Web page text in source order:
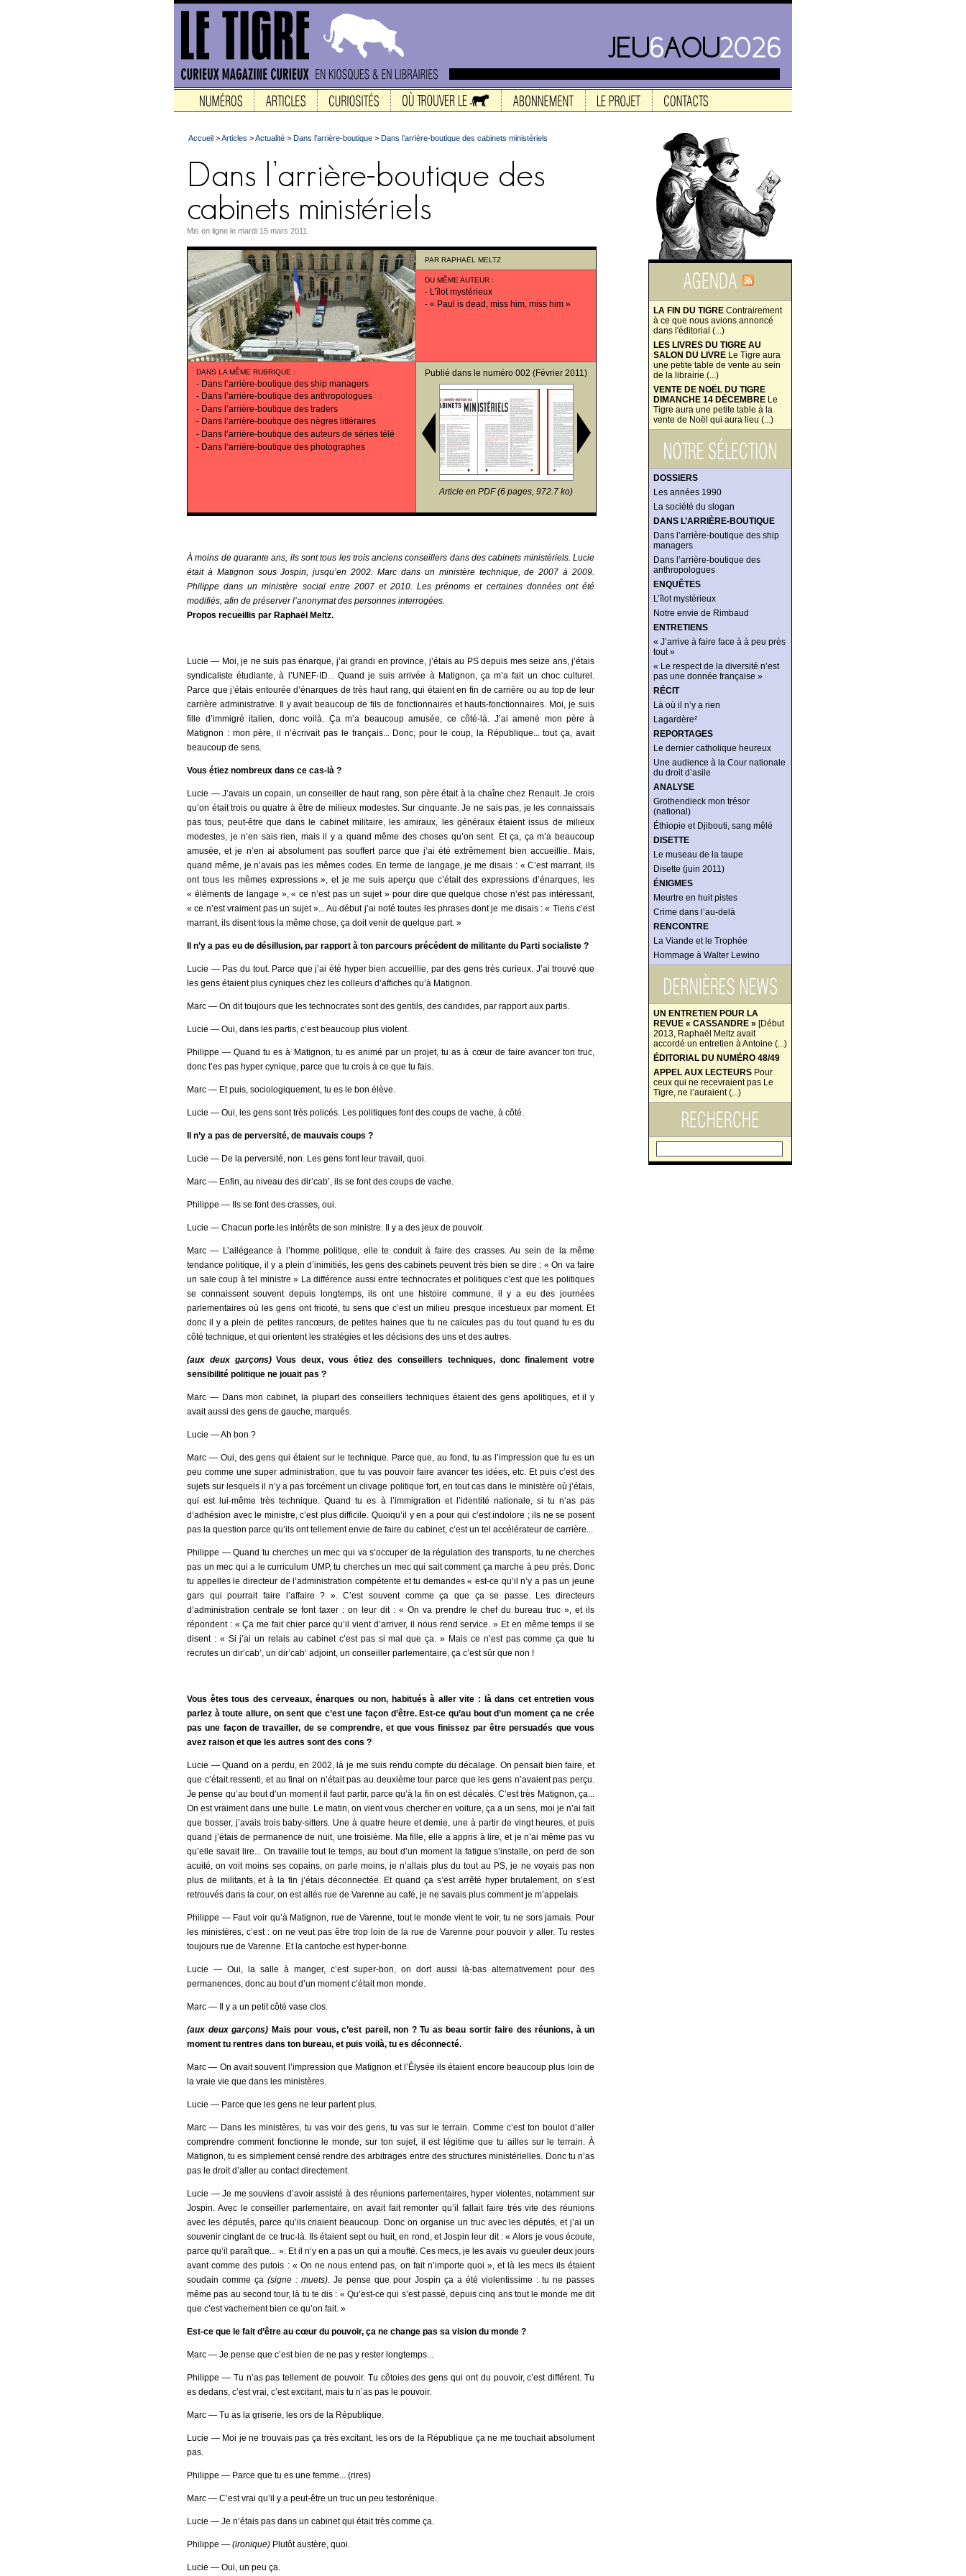
LA FIN DU TIGRE Contrairement
à ce que nous avions annoncé
dans l'éditorial (...)
LES LIVRES DU TIGRE AU
SALON DU LIVRE Le Tigre aura
une petite table de vente au sein
de la librairie (...)
VENTE DE NOËL DU TIGRE
DIMANCHE 14 DÉCEMBRE Le
Tigre aura une petite table à la
vente de Noël qui aura lieu (...)
DOSSIERS
Les années 1990
La société du slogan
DANS L’ARRIÈRE-BOUTIQUE
Dans l’arrière-boutique des ship
managers
Dans l’arrière-boutique des
anthropologues
ENQUÊTES
L’îlot mystérieux
Notre envie de Rimbaud
ENTRETIENS
« J’arrive à faire face à à peu près
tout »
« Le respect de la diversité n’est
pas une donnée française »
RÉCIT
Là où il n’y a rien
Lagardère²
REPORTAGES
Le dernier catholique heureux
Une audience à la Cour nationale
du droit d’asile
ANALYSE
Grothendieck mon trésor
(national)
Éthiopie et Djibouti, sang mêlé
DISETTE
Le museau de la taupe
Disette (juin 2011)
ÉNIGMES
Meurtre en huit pistes
Crime dans l’au-delà
RENCONTRE
La Viande et le Trophée
Hommage à Walter Lewino
UN ENTRETIEN POUR LA
REVUE « CASSANDRE » [Début
2013, Raphaël Meltz avait
accordé un entretien à Antoine (...)
ÉDITORIAL DU NUMÉRO 48/49
APPEL AUX LECTEURS Pour
ceux qui ne recevraient pas Le
Tigre, ne l’auraient (...)
Accueil >Articles >Actualité > Dans l’arrière-boutique > Dans l’arrière-boutique des cabinets ministériels
Mis en ligne le mardi 15 mars 2011.
PAR RAPHAËL MELTZ
DU MÊME AUTEUR :
- L’îlot mystérieux
- « Paul is dead, miss him, miss him »
DANS LA MÊME RUBRIQUE :
- Dans l’arrière-boutique des ship managers
- Dans l’arrière-boutique des anthropologues
- Dans l’arrière-boutique des traders
- Dans l’arrière-boutique des nègres littéraires
- Dans l’arrière-boutique des auteurs de séries télé
- Dans l’arrière-boutique des photographes
Publié dans le numéro 002 (Février 2011)
Article en PDF (6 pages, 972.7 ko)
À moins de quarante ans, ils sont tous les trois anciens conseillers dans des cabinets ministériels. Lucie
était à Matignon sous Jospin, jusqu’en 2002. Marc dans un ministère technique, de 2007 à 2009.
Philippe dans un ministère social entre 2007 et 2010. Les prénoms et certaines données ont été
modifiés, afin de préserver l’anonymat des personnes interrogées.
Propos recueillis par Raphaël Meltz.
Lucie ― Moi, je ne suis pas énarque, j’ai grandi en province, j’étais au PS depuis mes seize ans, j’étais
syndicaliste étudiante, à l’UNEF-ID... Quand je suis arrivée à Matignon, ça m’a fait un choc culturel.
Parce que j’étais entourée d’énarques de très haut rang, qui étaient en fin de carrière ou au top de leur
carrière administrative. Il y avait beaucoup de fils de fonctionnaires et hauts-fonctionnaires. Moi, je suis
fille d’immigré italien, donc voilà. Ça m’a beaucoup amusée, ce côté-là. J’ai amené mon père à
Matignon : mon père, il n’écrivait pas le français... Donc, pour le coup, la République... tout ça, avait
beaucoup de sens.
Vous étiez nombreux dans ce cas-là ?
Lucie ― J’avais un copain, un conseiller de haut rang, son père était à la chaîne chez Renault. Je crois
qu’on était trois ou quatre à être de milieux modestes. Sur cinquante. Je ne sais pas, je les connaissais
pas tous, peut-être que dans le cabinet militaire, les amiraux, les généraux étaient issus de milieux
modestes, je n’en sais rien, mais il y a quand même des choses qu’on sent. Et ça, ça m’a beaucoup
amusée, et je n’en ai absolument pas souffert parce que j’ai été extrêmement bien accueillie. Mais,
quand même, je n’avais pas les mêmes codes. En terme de langage, je me disais : « C’est marrant, ils
ont tous les mêmes expressions », et je me suis aperçu que c’était des expressions d’énarques, les
« éléments de langage », « ce n’est pas un sujet » pour dire que quelque chose n’est pas intéressant,
« ce n’est vraiment pas un sujet »... Au début j’ai noté toutes les phrases dont je me disais : « Tiens c’est
marrant, ils disent tous la même chose, ça doit venir de quelque part. »
Il n’y a pas eu de désillusion, par rapport à ton parcours précédent de militante du Parti socialiste ?
Lucie ― Pas du tout. Parce que j’ai été hyper bien accueillie, par des gens très curieux. J’ai trouvé que
les gens étaient plus cyniques chez les colleurs d’affiches qu’à Matignon.
Marc ― On dit toujours que les technocrates sont des gentils, des candides, par rapport aux partis.
Lucie ― Oui, dans les partis, c’est beaucoup plus violent.
Philippe ― Quand tu es à Matignon, tu es animé par un projet, tu as à cœur de faire avancer ton truc,
donc t’es pas hyper cynique, parce que tu crois à ce que tu fais.
Marc ― Et puis, sociologiquement, tu es le bon élève.
Lucie ― Oui, les gens sont très policés. Les politiques font des coups de vache, à côté.
Il n’y a pas de perversité, de mauvais coups ?
Lucie ― De la perversité, non. Les gens font leur travail, quoi.
Marc ― Enfin, au niveau des dir’cab’, ils se font des coups de vache.
Philippe ― Ils se font des crasses, oui.
Lucie ― Chacun porte les intérêts de son ministre. Il y a des jeux de pouvoir.
Marc ― L’allégeance à l’homme politique, elle te conduit à faire des crasses. Au sein de la même
tendance politique, il y a plein d’inimitiés, les gens des cabinets peuvent très bien se dire : « On va faire
un sale coup à tel ministre » La différence aussi entre technocrates et politiques c’est que les politiques
se connaissent souvent depuis longtemps, ils ont une histoire commune, il y a eu des journées
parlementaires où les gens ont fricoté, tu sens que c’est un milieu presque incestueux par moment. Et
donc il y a plein de petites rancœurs, de petites haines que tu ne calcules pas du tout quand tu es du
côté technique, et qui orientent les stratégies et les décisions des uns et des autres.
(aux deux garçons) Vous deux, vous étiez des conseillers techniques, donc finalement votre
sensibilité politique ne jouait pas ?
Marc ― Dans mon cabinet, la plupart des conseillers techniques étaient des gens apolitiques, et il y
avait aussi des gens de gauche, marqués.
Lucie ― Ah bon ?
Marc ― Oui, des gens qui étaient sur le technique. Parce que, au fond, tu as l’impression que tu es un
peu comme une super administration, que tu vas pouvoir faire avancer tes idées, etc. Et puis c’est des
sujets sur lesquels il n’y a pas forcément un clivage politique fort, en tout cas dans le ministère où j’étais,
qui est lui-même très technique. Quand tu es à l’immigration et l’identité nationale, si tu n’as pas
d’adhésion avec le ministre, c’est plus difficile. Quoiqu’il y en a pour qui c’est indolore ; ils ne se posent
pas la question parce qu’ils ont tellement envie de faire du cabinet, c’est un tel accélérateur de carrière...
Philippe ― Quand tu cherches un mec qui va s’occuper de la régulation des transports, tu ne cherches
pas un mec qui a le curriculum UMP, tu cherches un mec qui sait comment ça marche à peu près. Donc
tu appelles le directeur de l’administration compétente et tu demandes « est-ce qu’il n’y a pas un jeune
gars qui pourrait faire l’affaire ? ». C’est souvent comme ça que ça se passe. Les directeurs
d’administration centrale se font taxer : on leur dit : « On va prendre le chef du bureau truc », et ils
répondent : « Ça me fait chier parce qu’il vient d’arriver, il nous rend service. » Et en même temps il se
disent : « Si j’ai un relais au cabinet c’est pas si mal que ça. » Mais ce n’est pas comme ça que tu
recrutes un dir’cab’, un dir’cab’ adjoint, un conseiller parlementaire, ça c’est sûr que non !
Vous êtes tous des cerveaux, énarques ou non, habitués à aller vite : là dans cet entretien vous
parlez à toute allure, on sent que c’est une façon d’être. Est-ce qu’au bout d’un moment ça ne crée
pas une façon de travailler, de se comprendre, et que vous finissez par être persuadés que vous
avez raison et que les autres sont des cons ?
Lucie ― Quand on a perdu, en 2002, là je me suis rendu compte du décalage. On pensait bien faire, et
que c’était ressenti, et au final on n’était pas au deuxième tour parce que les gens n’avaient pas perçu.
Je pense qu’au bout d’un moment il faut partir, parce qu’à la fin on est décalés. C’est très Matignon, ça...
On est vraiment dans une bulle. Le matin, on vient vous chercher en voiture, ça a un sens, moi je n’ai fait
que bosser, j’avais trois baby-sitters. Une à quatre heure et demie, une à partir de vingt heures, et puis
quand j’étais de permanence de nuit, une troisième. Ma fille, elle a appris à lire, et je n’ai même pas vu
qu’elle savait lire... On travaille tout le temps, au bout d’un moment la fatigue s’installe, on perd de son
acuité, on voit moins ses copains, on parle moins, je n’allais plus du tout au PS, je ne voyais pas non
plus de militants, et à la fin j’étais déconnectée. Et quand ça s’est arrêté hyper brutalement, on s’est
retrouvés dans la cour, on est allés rue de Varenne au café, je ne savais plus comment je m’appelais.
Philippe ― Faut voir qu’à Matignon, rue de Varenne, tout le monde vient te voir, tu ne sors jamais. Pour
les ministères, c’est : on ne veut pas être trop loin de la rue de Varenne pour pouvoir y aller. Tu restes
toujours rue de Varenne. Et la cantoche est hyper-bonne.
Lucie ― Oui, la salle à manger, c’est super-bon, on dort aussi là-bas alternativement pour des
permanences, donc au bout d’un moment c’était mon monde.
Marc ― Il y a un petit côté vase clos.
(aux deux garçons) Mais pour vous, c’est pareil, non ? Tu as beau sortir faire des réunions, à un
moment tu rentres dans ton bureau, et puis voilà, tu es déconnecté.
Marc ― On avait souvent l’impression que Matignon et l’Élysée ils étaient encore beaucoup plus loin de
la vraie vie que dans les ministères.
Lucie ― Parce que les gens ne leur parlent plus.
Marc ― Dans les ministères, tu vas voir des gens, tu vas sur le terrain. Comme c’est ton boulot d’aller
comprendre comment fonctionne le monde, sur ton sujet, il est légitime que tu ailles sur le terrain. À
Matignon, tu es simplement censé rendre des arbitrages entre des structures ministérielles. Donc tu n’as
pas le droit d’aller au contact directement.
Lucie ― Je me souviens d’avoir assisté à des réunions parlementaires, hyper violentes, notamment sur
Jospin. Avec le conseiller parlementaire, on avait fait remonter qu’il fallait faire très vite des réunions
avec les députés, parce qu’ils criaient beaucoup. Donc on organise un truc avec les députés, et j’ai un
souvenir cinglant de ce truc-là. Ils étaient sept ou huit, en rond, et Jospin leur dit : « Alors je vous écoute,
parce qu’il paraît que... ». Et il n’y en a pas un qui a moufté. Ces mecs, je les avais vu gueuler deux jours
avant comme des putois : « On ne nous entend pas, on fait n’importe quoi », et là les mecs ils étaient
soudain comme ça (signe : muets). Je pense que pour Jospin ça a été violentissime : tu ne passes
même pas au second tour, là tu te dis : « Qu’est-ce qui s’est passé, depuis cinq ans tout le monde me dit
que c’est vachement bien ce qu’on fait. »
Est-ce que le fait d’être au cœur du pouvoir, ça ne change pas sa vision du monde ?
Marc ― Je pense que c’est bien de ne pas y rester longtemps...
Philippe ― Tu n’as pas tellement de pouvoir. Tu côtoies des gens qui ont du pouvoir, c’est différent. Tu
es dedans, c’est vrai, c’est excitant, mais tu n’as pas le pouvoir.
Marc ― Tu as la griserie, les ors de la République.
Lucie ― Moi je ne trouvais pas ça très excitant, les ors de la République ça ne me touchait absolument
pas.
Philippe ― Parce que tu es une femme... (rires)
Marc ― C’est vrai qu’il y a peut-être un truc un peu testorénique.
Lucie ― Je n’étais pas dans un cabinet qui était très comme ça.
Philippe ― (ironique) Plutôt austère, quoi.
Lucie ― Oui, un peu ça.